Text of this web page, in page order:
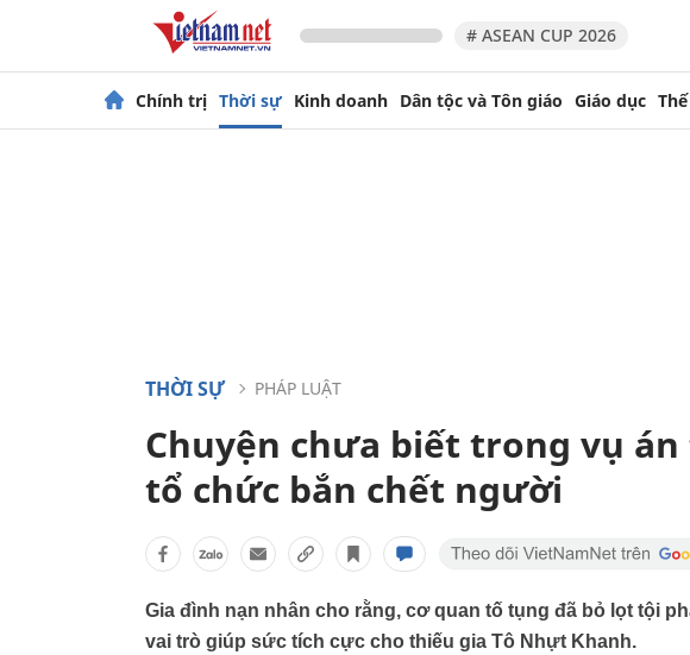
# ASEAN CUP 2026
Chính trị Thời sự Kinh doanh Dân tộc và Tôn giáo Giáo dục
THỜI SỰ PHÁP LUẬT
Chuyện chưa biết trong vụ
tổ chức bắn chết người
Gia đình nạn nhân cho rằng, cơ quan tố tụng đã bỏ lọt tội
vai trò giúp sức tích cực cho thiếu gia Tô Nhựt Khanh.